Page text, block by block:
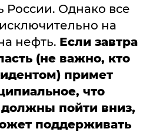
России. Однако все
на
нефть. Если завтра
(не важно, кто
примет
что
пойти вниз,
поддерживать